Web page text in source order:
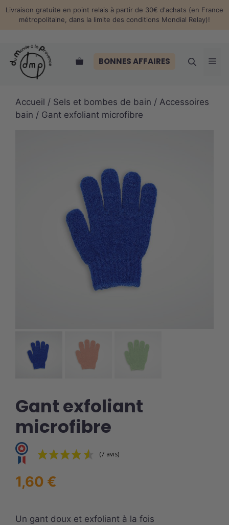
AllerLivraison gratuite en point relais à partir de 30€ d'achats (en France
métropolitaine, dans la limite des conditions Mondial Relay)!
BONNES AFFAIRES
Accueil / Sels et bombes de bain / Accessoires
bain / Gant exfoliant microfibre
Gant exfoliant
microfibre
(7 avis)
1,60 €
Un gant doux et exfoliant à la fois